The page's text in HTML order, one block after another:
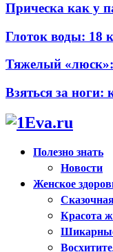
Прическа как у
Глоток воды: 18
Тяжелый
Взяться за ноги:
Полезно знать
Новости
Женское
Красота